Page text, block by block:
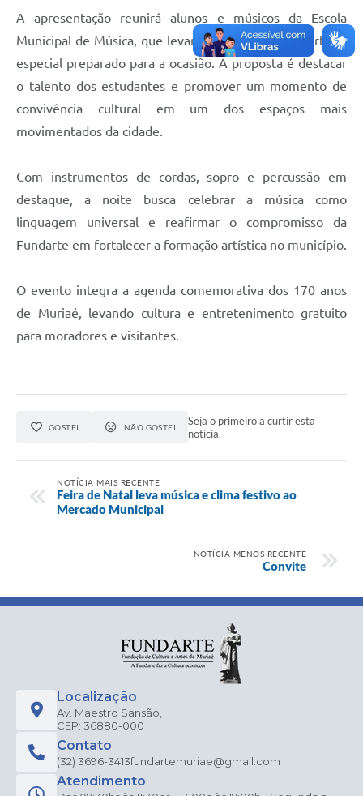
A apresentação reunirá alunos e músicos da Escola
Municipal de Música, que levarão ao palco um repertório
especial preparado para a ocasião. A proposta é destacar
o talento dos estudantes e promover um momento de
convivência cultural em um dos espaços mais
movimentados da cidade.
Com instrumentos de cordas, sopro e percussão em
destaque, a noite busca celebrar a música como
linguagem universal e reafirmar o compromisso da
Fundarte em fortalecer a formação artística no município.
O evento integra a agenda comemorativa dos 170 anos
de Muriaé, levando cultura e entretenimento gratuito
para moradores e visitantes.
GOSTEI NÃO GOSTEI
Seja o primeiro a curtir esta
notícia.
NOTÍCIA MAIS RECENTE
Feira de Natal leva música e clima festivo ao
Mercado Municipal
NOTÍCIA MENOS RECENTE
Convite
Localização
Av. Maestro Sansão,
CEP: 36880-000
Contato
(32) 3696-3413fundartemuriae@gmail.com
Atendimento